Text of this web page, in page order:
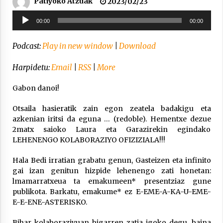
Arrosa sareko IX. topaketak!
Azaroak 6 Iurretan Arrosa sarearen
2021/10/04
Segura irratian Arrosaren 20 urteez
2021/07/22
Arrosari buruzko erreportaia
2021/07/16
Soinu
erreproduzigailua
00:00 00:00
Podcast:Play in new window| Download
Harpidetu:Email RSS|More
Gabon danoi!
Otsaila hasieratik zain egon zeatela badakigu eta
azkenian iritsi da eguna … (redoble). Hementxe dezue
2matx saioko Laura eta Garazirekin egindako
LEHENENGO KOLABORAZIYO OFIZIZIALA!!!
Hala Bedi irratian grabatu genun, Gasteizen eta infinito
gai izan genitun hizpide lehenengo zati honetan:
lmamarratxeua ta emakumeen* presentziaz gune
publikota. Barkatu, emakume* ez E-EME-A-KA-U-EME-
E-E-ENE-ASTERISKO.